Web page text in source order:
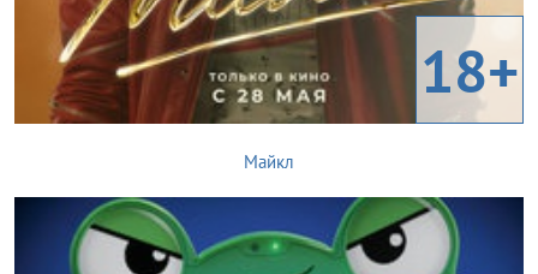
18+
Майкл